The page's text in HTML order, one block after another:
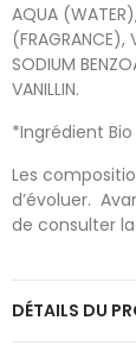
AQUA
(FRAGRANCE),
SODIUM
VANILLIN.
*Ingrédient Bio
Les
d’évoluer.
de consulter
DÉTAILS DU